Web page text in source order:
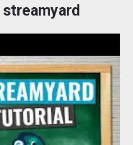
streamyard